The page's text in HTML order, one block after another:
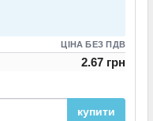
ЦІНА БЕЗ ПДВ
2.67 грн
купити